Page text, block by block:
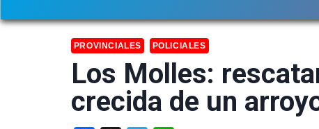
PROVINCIALES POLICIALES
Los Molles:
crecida de un